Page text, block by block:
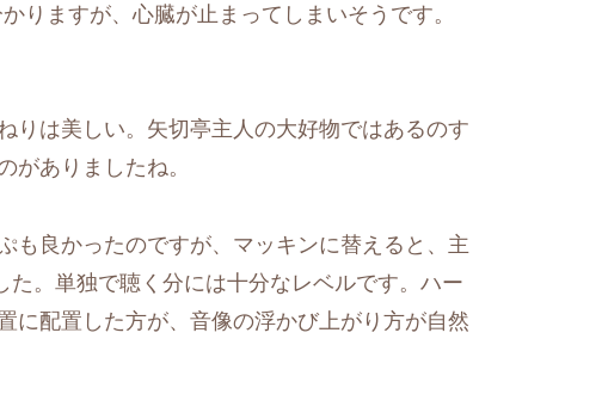
りますが、心臓が止まってしまいそうです。
りは美しい。矢切亭主人の大好物ではあるのす
がありましたね。
も良かったのですが、マッキンに替えると、主
。単独で聴く分には十分なレベルです。ハー
に配置した方が、音像の浮かび上がり方が自然